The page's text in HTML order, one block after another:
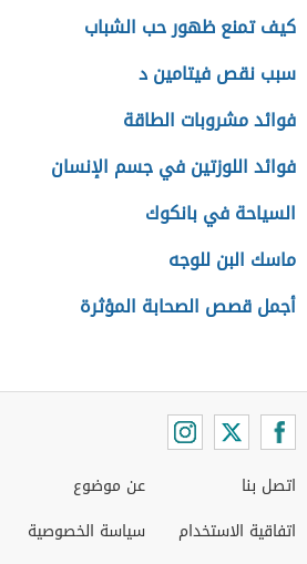
كيف تمنع ظهور حب الشباب
سبب نقص فيتامين د
فوائد مشروبات الطاقة
فوائد اللوزتين في جسم الإنسان
السياحة في بانكوك
ماسك البن للوجه
أجمل قصص الصحابة المؤثرة
اتصل بنا
اتفاقية الاستخدام
عن موضوع
سياسة الخصوصية